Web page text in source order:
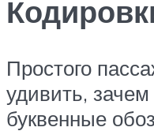
Простого
удивить,
буквенные